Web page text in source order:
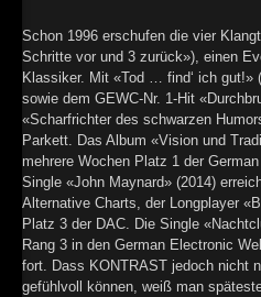
►
►
►
►
Schon 1996 erschufen die vier
Schritte vor und 3 zurück»), einen
Klassiker. Mit «Tod … find‘ ich gut!»
sowie dem GEWC-Nr. 1-Hit
«Scharfrichter des schwarzen
Parkett. Das Album «Vision und
mehrere Wochen Platz 1 der
Single «John Maynard» (2014)
Alternative Charts, der Longplayer
Platz 3 der DAC. Die Single
Rang 3 in den German Electronic
fort. Dass KONTRAST jedoch nicht
gefühlvoll können, weiß man